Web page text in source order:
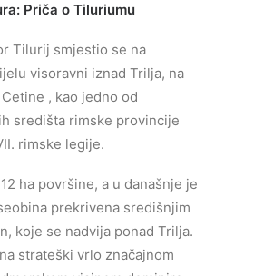
Priča o Tiluriumu
Tilurij smjestio se na
visoravni iznad Trilja, na
, kao jedno od
središta rimske provincije
rimske legije.
ha površine, a u današnje je
prekrivena središnjim
koje se nadvija ponad Trilja.
strateški vrlo značajnom